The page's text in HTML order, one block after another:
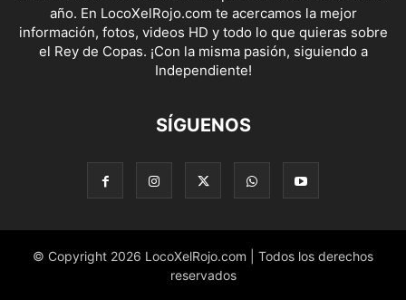
año. En LocoXelRojo.com te acercamos la mejor
información, fotos, videos HD y todo lo que quieras sobre
el Rey de Copas. ¡Con la misma pasión, siguiendo a
Independiente!
SÍGUENOS
© Copyright 2026 LocoXelRojo.com | Todos los derechos
reservados